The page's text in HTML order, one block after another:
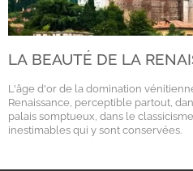
LA BEAUTÉ DE LA
L'âge d'or de la domination
Renaissance, perceptible partout,
palais somptueux, dans le
inestimables qui y sont conservées.